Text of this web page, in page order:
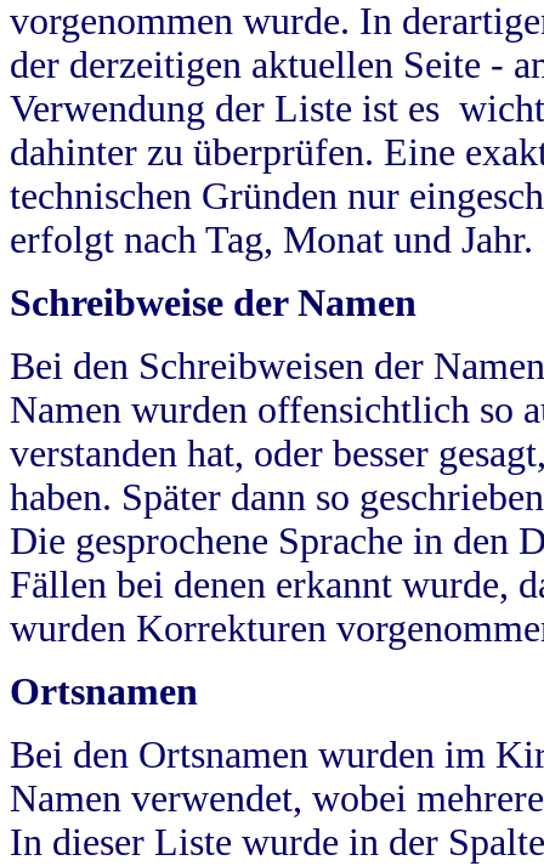
vorgenommen wurde. In
der derzeitigen aktuellen Seite -
Verwendung der Liste ist es
dahinter zu überprüfen. Eine
technischen Gründen nur
erfolgt nach Tag, Monat und Jahr.
Schreibweise der Namen
Bei den Schreibweisen der
Namen wurden offensichtlich so
verstanden hat, oder besser
haben. Später dann so
Die gesprochene Sprache in
Fällen bei denen erkannt wurde,
wurden Korrekturen
Ortsnamen
Bei den Ortsnamen wurden im
Namen verwendet, wobei
In dieser Liste wurde in der